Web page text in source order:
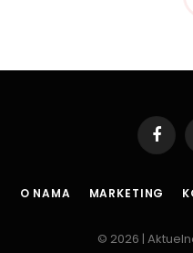
Program
25.11. –
Bosne i